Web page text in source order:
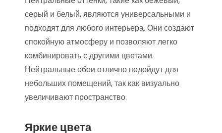
серый и белый, являются универсальными и
подходят для любого интерьера. Они создают
спокойную атмосферу и позволяют легко
комбинировать с другими цветами.
Нейтральные обои отлично подойдут для
небольших помещений, так как визуально
увеличивают пространство.
Яркие цвета